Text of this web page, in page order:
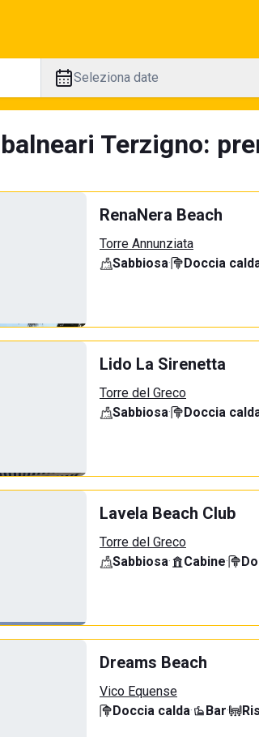
Seleziona date
Terzigno:
RenaNera Beach
Torre Annunziata
Sabbiosa· Doccia
Lido La Sirenetta
Torre del Greco
Sabbiosa· Doccia
Lavela Beach Club
Torre del Greco
Sabbiosa· Cabine·
Dreams Beach
Vico Equense
Doccia calda· Bar·